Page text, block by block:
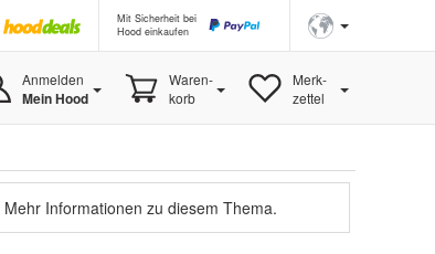
Mit Sicherheit bei
Hood einkaufen
Anmelden
Mein Hood
Waren-
korb
Merk-
zettel
Mehr Informationen zu diesem Thema.